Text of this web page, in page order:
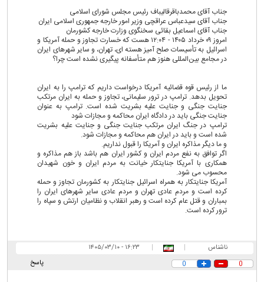
جناب آقای محمدباقرقالیباف رئیس مجلس شورای اسلامی
جناب آقای سیدعباس عراقچی وزیر امور خارجه جمهوری اسلامی ایران
جناب آقای اسماعیل بقائی سخنگوی وزارت خارجه کشورمان
امروز ۰۹ خرداد ۱۴۰۵ - ۱۲:۰۴ هست که خسارت تجاوز و حمله آمریکا و
اسرائیل به تأسیسات صلح آمیز هسته ای، تهران، و سایر شهرهای ایران
در مجامع بین‌المللی هنوز هم متأسفانه پیگیری نشده است چرا؟
ما از رئیس قوه قضائیه آمریکا درخواست داریم که ترامپ را به ایران
تحویل بدهد. ترامپ در ترور سلیمانی، تجاوز و حمله به ایران مرتکب
جنایت جنگی و جنایت علیه بشریت شده است. ترامپ به عنوان
جنایت جنگی باید در دادگاه ایران محاکمه و مجازات شود
ترامپ در جنگ ایران مرتکب جنایت جنگی و جنایت علیه بشریت
شده است و باید در ایران هم محاکمه و مجازات شود.
و ما دیگر مذاکره ایران و آمریکا را قبول نداریم.
اگر توافق به نفع مردم ایران و کشور ایران هم باشد باز هم مذاکره و
همکاری با آمریکا جنایتکار خیانت به مردم ایران و خون شهیدان
محسوب می شود.
آمریکا جنایتکار به همراه اسرائیل جنایتکار به کشورمان تجاوز و حمله
کرده است و مردم عادی تهران و مردم عادی سایر شهرهای ایران را
بمباران و قتل عام کرده است و رهبر انقلاب و نظامیان ارتش و سپاه را
ترور کرده است.
ناشناس |
|
۱۶:۲۳ - ۱۴۰۵/۰۳/۱۰
پاسخ
0
0